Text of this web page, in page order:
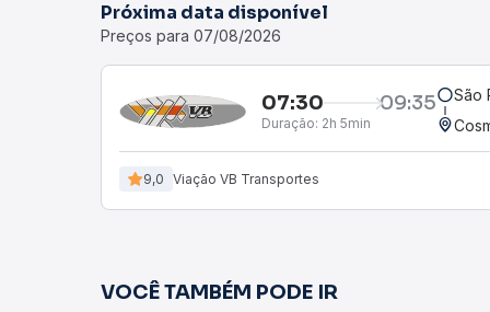
Próxima data disponível
Preços para 07/08/2026
07:30 09:35
Duração: 2h 5min
São
9,0 Viação VB Transportes
VOCÊ TAMBÉM PODE IR